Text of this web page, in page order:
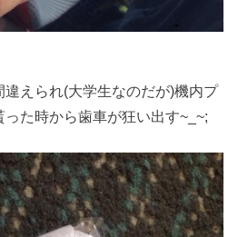
違えられ(大学生なのだが)機内プ
た時から歯車が狂い出す~_~;